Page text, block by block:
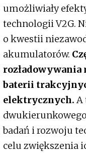
umożliwiały
technologii V2G.
o kwestii
akumulatorów.
rozładowywania
baterii
elektrycznych. A
badań i rozwoju
celu zwiększenia